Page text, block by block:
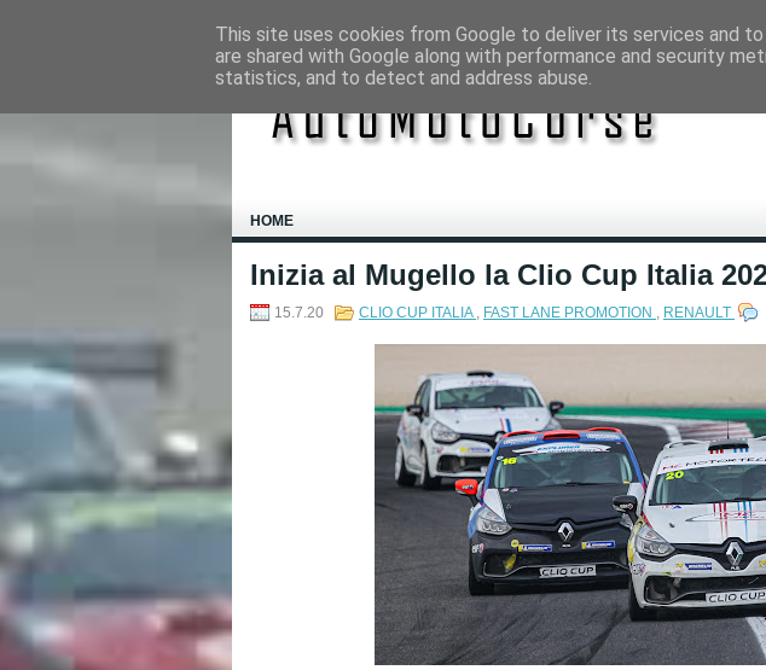
HOME
Inizia al Mugello la Clio Cup Italia
15.7.20 CLIO CUP ITALIA , FAST LANE PROMOTION , RENAULT
This site uses cookies from Google to deliver its services and
are shared with Google along with performance and security
statistics, and to detect and address abuse.